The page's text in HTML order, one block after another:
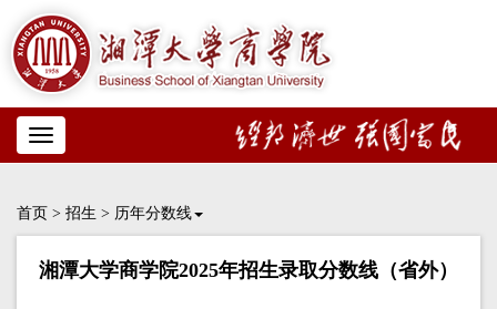
Toggle
navigation
首页 > 招生 > 历年分数线
湘潭大学商学院2025年招生录取分数线（省外）